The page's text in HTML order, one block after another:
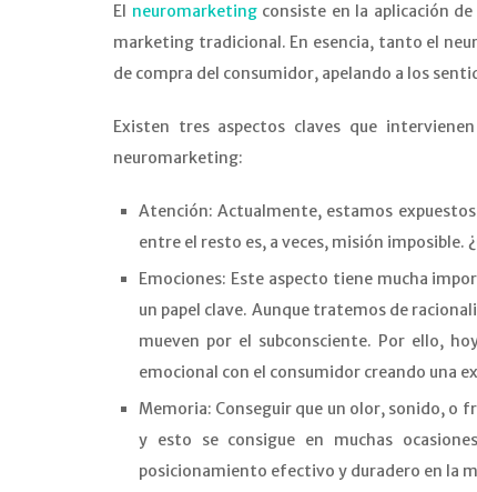
El neuromarketingconsiste en la aplicación
marketing tradicional. En esencia, tanto el
de compra del consumidor, apelando a los
Existen tres aspectos claves que
neuromarketing:
Atención: Actualmente, estamos
entre el resto es, a veces, misión imposible.
Emociones: Este aspecto tiene mucha
un papel clave. Aunque tratemos de
mueven por el subconsciente. Por ello,
emocional con el consumidor creando una
Memoria: Conseguir que un olor, sonido, o
y esto se consigue en muchas
posicionamiento efectivo y duradero en la